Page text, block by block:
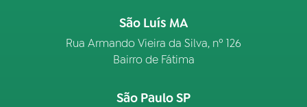
São Luís MA
Rua Armando Vieira da Silva, nº 126
Bairro de Fátima
São Paulo SP